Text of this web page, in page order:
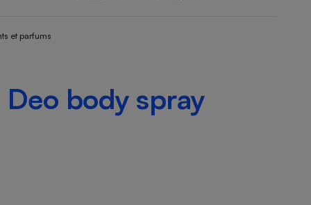
et parfums
body spray